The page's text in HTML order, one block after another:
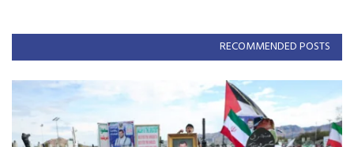
RECOMMENDED POSTS